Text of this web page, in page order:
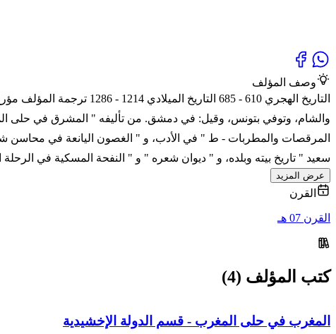
وصف المؤلف
التاريخ الهجري 610 -
والشام، وتوفي بتونس، وقيل: في دمشق. من تأليفه " المشرق في حلى
المرقصات والمطربات - ط " في الأدب، و " الغصون اليانعة في محاسن
سعيد " تاريخ بيته وبلده، و " ديوان شعره " و " النفحة المسكية في
عرض المزيد
القرن
القرن 07 هـ
كتب المؤلف (4)
المغرب في حلى المغرب - قسم الدولة الإخشيدية